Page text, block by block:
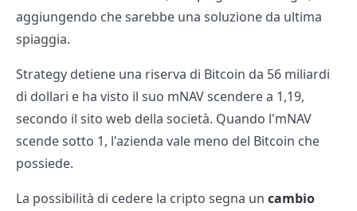
aggiungendo che sarebbe una soluzione da ultima
spiaggia.
Strategy detiene una riserva di Bitcoin da 56 miliardi
di dollari e ha visto il suo mNAV scendere a 1,19,
secondo il sito web della società. Quando l'mNAV
scende sotto 1, l'azienda vale meno del Bitcoin che
possiede.
La possibilità di cedere la cripto segna un cambio